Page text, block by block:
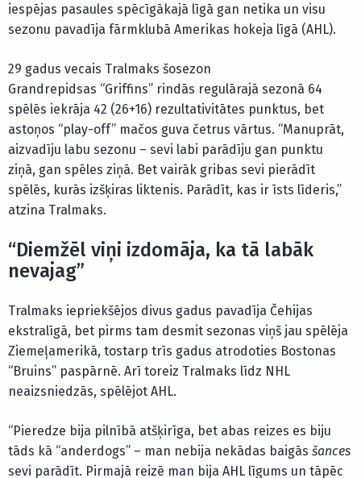
iespējas pasaules spēcīgākajā līgā gan netika un visu
sezonu pavadīja fārmklubā Amerikas hokeja līgā (AHL).
29 gadus vecais Tralmaks šosezon
Grandrepidsas “Griffins” rindās regulārajā sezonā 64
spēlēs iekrāja 42 (26+16) rezultativitātes punktus, bet
astoņos “play-off” mačos guva četrus vārtus. “Manuprāt,
aizvadīju labu sezonu – sevi labi parādīju gan punktu
ziņā, gan spēles ziņā. Bet vairāk gribas sevi pierādīt
spēlēs, kurās izšķiras liktenis. Parādīt, kas ir īsts līderis,”
atzina Tralmaks.
“Diemžēl viņi izdomāja, ka tā labāk
nevajag”
Tralmaks iepriekšējos divus gadus pavadīja Čehijas
ekstralīgā, bet pirms tam desmit sezonas viņš jau spēlēja
Ziemeļamerikā, tostarp trīs gadus atrodoties Bostonas
“Bruins” paspārnē. Arī toreiz Tralmaks līdz NHL
neaizsniedzās, spēlējot AHL.
“Pieredze bija pilnībā atšķirīga, bet abas reizes es biju
tāds kā “anderdogs” – man nebija nekādas baigās šances
sevi parādīt. Pirmajā reizē man bija AHL līgums un tāpēc